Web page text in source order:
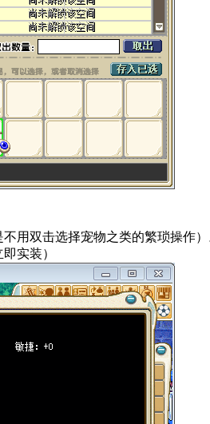
用双击选择宠物之类的繁琐操作
实装）